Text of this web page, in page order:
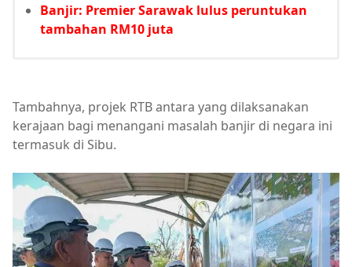
Banjir: Premier Sarawak lulus peruntukan
tambahan RM10 juta
Tambahnya, projek RTB antara yang dilaksanakan
kerajaan bagi menangani masalah banjir di negara ini
termasuk di Sibu.